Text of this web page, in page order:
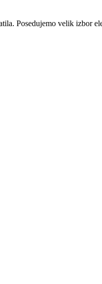
Posedujemo velik izbor